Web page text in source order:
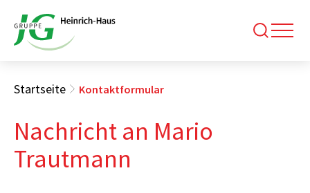
Startseite Kontaktformular
Nachricht an Mario
Trautmann